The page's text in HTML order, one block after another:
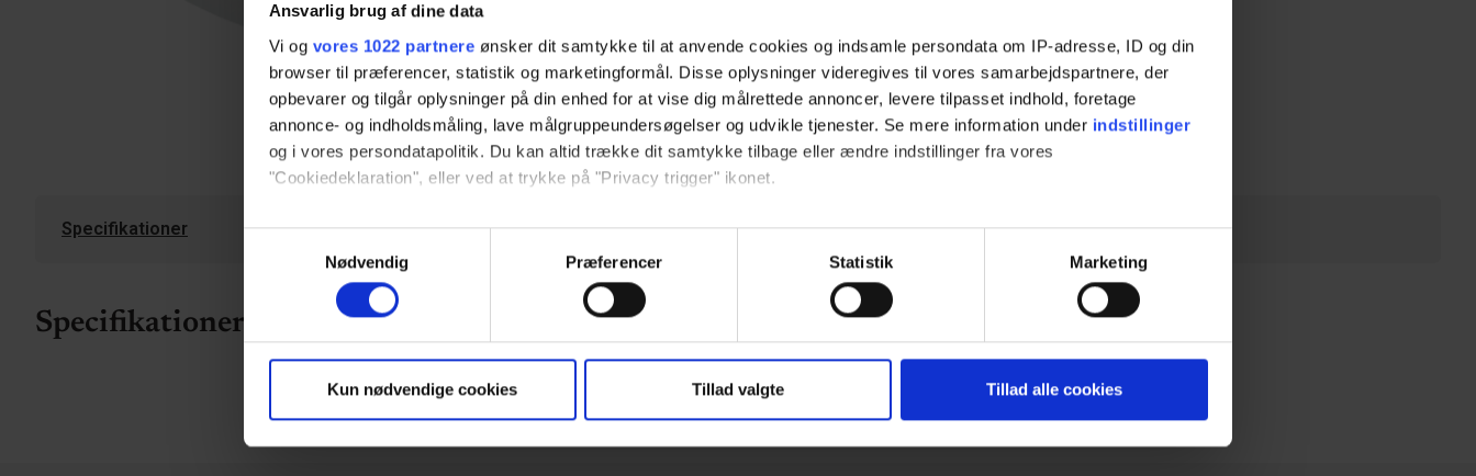
Ansvarlig brug af dine data
Vi og vores 1022 partnere ønsker dit samtykke til at anvende cookies og indsamle persondata om IP-adresse, ID og din
browser til præferencer, statistik og marketingformål. Disse oplysninger videregives til vores samarbejdspartnere, der
opbevarer og tilgår oplysninger på din enhed for at vise dig målrettede annoncer, levere tilpasset indhold, foretage
annonce- og indholdsmåling, lave målgruppeundersøgelser og udvikle tjenester. Se mere information under indstillinger
og i vores persondatapolitik. Du kan altid trække dit samtykke tilbage eller ændre indstillinger fra vores
"Cookiedeklaration", eller ved at trykke på "Privacy trigger" ikonet.
Hvis du tillader det, vil vi også gerne:
Indsamle præcise oplysninger om din placering, der kan være nøjagtig inden for få meter
Identificere din enhed baseret på en scanning af dens unikke karakteristika (fingerprinting)
Dine valg anvendes på hele websitet.
Vi bruger cookies til at tilpasse vores indhold og annoncer, til at vise dig funktioner til sociale medier og til at analysere
vores trafik. Vi deler også oplysninger om din brug af vores hjemmeside med vores partnere inden for sociale medier,
annonceringspartnere og analysepartnere. Vores partnere kan kombinere disse data med andre oplysninger, du har givet
dem, eller som de har indsamlet fra din brug af deres tjenester.
Nødvendig
Præferencer Statistik Marketing
Kun nødvendige cookies Tillad valgte Tillad alle cookies
Download dataark
Specifikationer
Specifikationer